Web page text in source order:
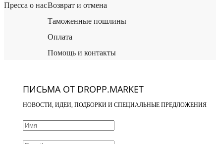
Пресса о насВозврат и отмена
Таможенные пошлины
Оплата
Помощь и контакты
ПИСЬМА ОТ DROPP.MARKET
НОВОСТИ, ИДЕИ, ПОДБОРКИ И СПЕЦИАЛЬНЫЕ ПРЕДЛОЖЕНИЯ